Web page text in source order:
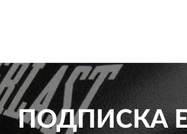
ПОДПИСКА